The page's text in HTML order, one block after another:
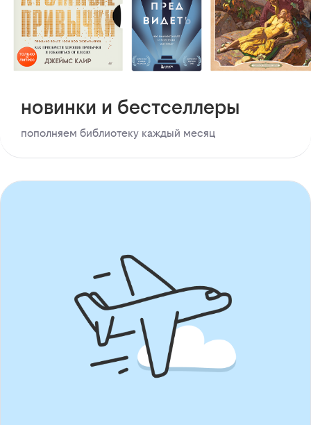
новинки и бестселлеры
пополняем библиотеку каждый месяц